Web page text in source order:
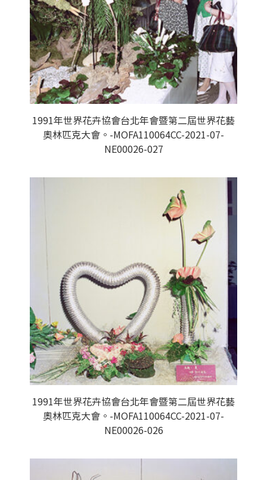
1991年世界花卉協會台北年會暨第二屆世界花藝
奧林匹克大會。-MOFA110064CC-2021-07-
NE00026-027
1991年世界花卉協會台北年會暨第二屆世界花藝
奧林匹克大會。-MOFA110064CC-2021-07-
NE00026-026